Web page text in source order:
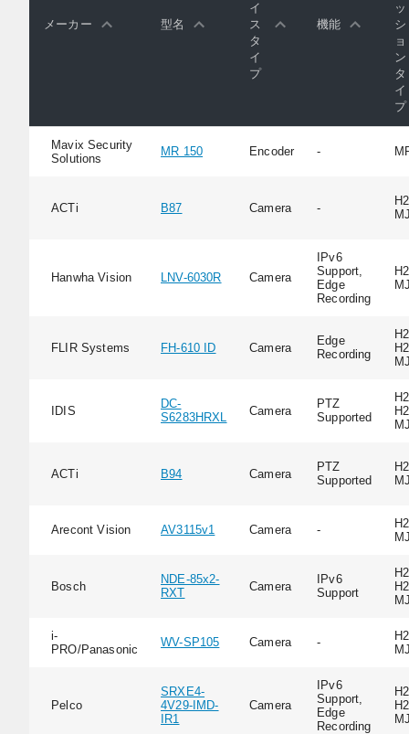
メーカー 型名
イ
ス
タ
イ
プ
機能
ッ
シ
ョ
ン
タ
イ
プ
Mavix Security
Solutions
MR 150 Encoder -
ACTi B87 Camera -
Hanwha Vision LNV-6030R Camera
IPv6
Support,
Edge
Recording
FLIR Systems FH-610 ID Camera
Edge
Recording
IDIS
DC-
S6283HRXL
Camera
PTZ
Supported
ACTi B94 Camera
PTZ
Supported
Arecont Vision AV3115v1 Camera -
Bosch
NDE-85x2-
RXT
Camera
IPv6
Support
i-
PRO/Panasonic
WV-SP105 Camera -
Pelco
SRXE4-
4V29-IMD-
IR1
Camera
IPv6
Support,
Edge
Recording